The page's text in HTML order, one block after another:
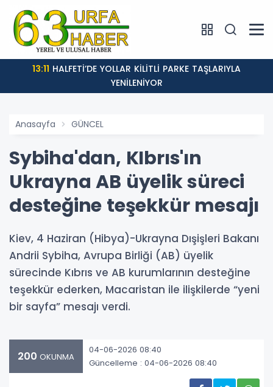
13:11
YENİLENİYOR
Anasayfa GÜNCEL
Sybiha'dan, KIbrıs'ın
Ukrayna AB üyelik süreci
desteğine teşekkür mesajı
Kiev, 4 Haziran (Hibya)-Ukrayna Dışişleri Bakanı
Andrii Sybiha, Avrupa Birliği (AB) üyelik
sürecinde Kıbrıs ve AB kurumlarının desteğine
teşekkür ederken, Macaristan ile ilişkilerde “yeni
bir sayfa” mesajı verdi.
200 OKUNMA
04-06-2026 08:40
Güncelleme : 04-06-2026 08:40